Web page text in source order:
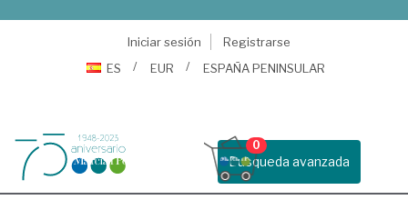
Iniciar sesión
Registrarse
ES
EUR ESPAÑA PENINSULAR
Busqueda avanzada
0